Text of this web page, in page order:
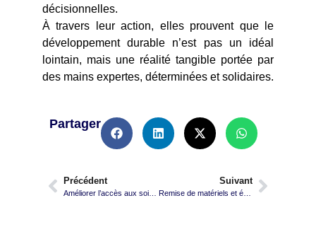
décisionnelles.
À travers leur action, elles prouvent que le
développement durable n’est pas un idéal
lointain, mais une réalité tangible portée par
des mains expertes, déterminées et solidaires.
Partager
Précédent Suivant
Remise de matériels et équipements au profit des coopératives de transformation – Copy